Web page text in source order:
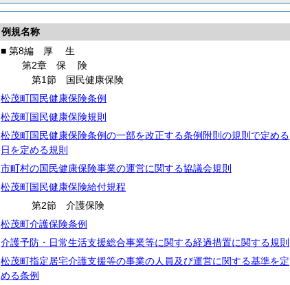
例規名称
■ 第8編 厚 生
第2章 保
険
第1節 国民健康保険
松茂町国民健康保険条例
松茂町国民健康保険規則
松茂町国民健康保険条例の一部を改正する条例附則の規則で定める
日を定める規則
市町村の国民健康保険事業の運営に関する協議会規則
松茂町国民健康保険給付規程
第2節 介護保険
松茂町介護保険条例
介護予防・日常生活支援総合事業等に関する経過措置に関する規則
松茂町指定居宅介護支援等の事業の人員及び運営に関する基準を定
める条例